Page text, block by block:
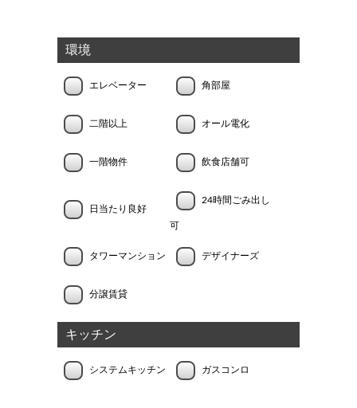
環境
エレベーター 角部屋
二階以上 オール電化
一階物件 飲食店舗可
日当たり良好
24時間ごみ出し
可
タワーマンション デザイナーズ
分譲賃貸
キッチン
システムキッチン ガスコンロ